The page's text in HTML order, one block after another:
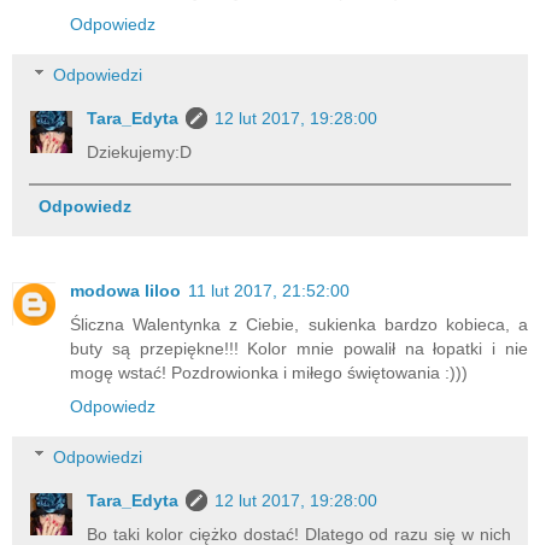
Odpowiedz
Odpowiedzi
Tara_Edyta
12 lut 2017, 19:28:00
Dziekujemy:D
Odpowiedz
modowa liloo 11 lut 2017, 21:52:00
Śliczna Walentynka z Ciebie, sukienka bardzo kobieca, a
buty są przepiękne!!! Kolor mnie powalił na łopatki i nie
mogę wstać! Pozdrowionka i miłego świętowania :)))
Odpowiedz
Odpowiedzi
Tara_Edyta
12 lut 2017, 19:28:00
Bo taki kolor ciężko dostać! Dlatego od razu się w nich